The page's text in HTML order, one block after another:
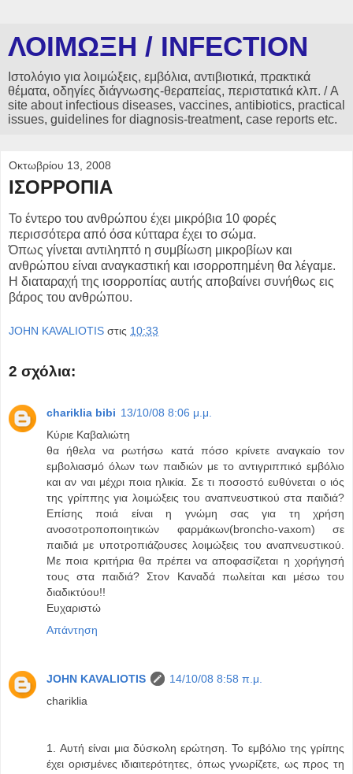
ΛΟΙΜΩΞΗ / INFECTION
Ιστολόγιο για λοιμώξεις, εμβόλια, αντιβιοτικά, πρακτικά
θέματα, οδηγίες διάγνωσης-θεραπείας, περιστατικά κλπ. / A
site about infectious diseases, vaccines, antibiotics, practical
issues, guidelines for diagnosis-treatment, case reports etc.
Οκτωβρίου 13, 2008
ΙΣΟΡΡΟΠΙΑ
Το έντερο του ανθρώπου έχει μικρόβια 10 φορές
περισσότερα από όσα κύτταρα έχει το σώμα.
Όπως γίνεται αντιληπτό η συμβίωση μικροβίων και
ανθρώπου είναι αναγκαστική και ισορροπημένη θα λέγαμε.
Η διαταραχή της ισορροπίας αυτής αποβαίνει συνήθως εις
βάρος του ανθρώπου.
JOHN KAVALIOTIS στις 10:33
2 σχόλια:
chariklia bibi 13/10/08 8:06 μ.μ.
Κύριε Καβαλιώτη
θα ήθελα να ρωτήσω κατά πόσο κρίνετε αναγκαίο τον
εμβολιασμό όλων των παιδιών με το αντιγριππικό εμβόλιο
και αν ναι μέχρι ποια ηλικία. Σε τι ποσοστό ευθύνεται ο ιός
της γρίππης για λοιμώξεις του αναπνευστικού στα παιδιά?
Επίσης ποιά είναι η γνώμη σας για τη χρήση
ανοσοτροποποιητικών φαρμάκων(broncho-vaxom) σε
παιδιά με υποτροπιάζουσες λοιμώξεις του αναπνευστικού.
Με ποια κριτήρια θα πρέπει να αποφασίζεται η χορήγησή
τους στα παιδιά? Στον Καναδά πωλείται και μέσω του
διαδικτύου!!
Ευχαριστώ
Απάντηση
JOHN KAVALIOTIS
14/10/08 8:58 π.μ.
chariklia
1. Αυτή είναι μια δύσκολη ερώτηση. Το εμβόλιο της γρίπης
έχει ορισμένες ιδιαιτερότητες, όπως γνωρίζετε, ως προς τη